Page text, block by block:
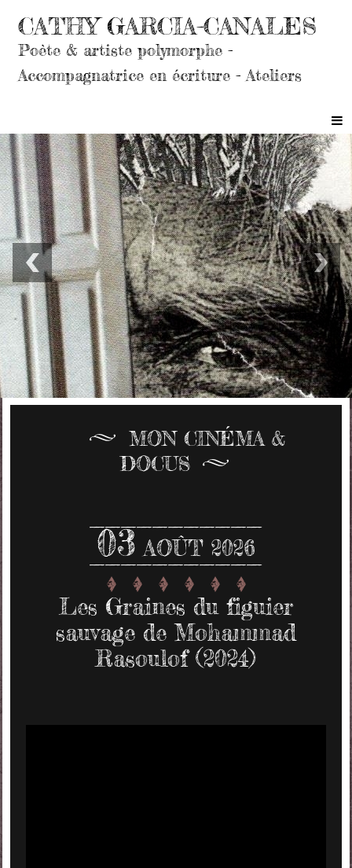
CATHY GARCIA-CANALES
Poète & artiste polymorphe -
Accompagnatrice en écriture - Ateliers
MON CINÉMA &
DOCUS
03 AOÛT 2026
Les Graines du figuier
sauvage de Mohammad
Rasoulof (2024)